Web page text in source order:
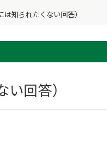
知られたくない回答）
回答）